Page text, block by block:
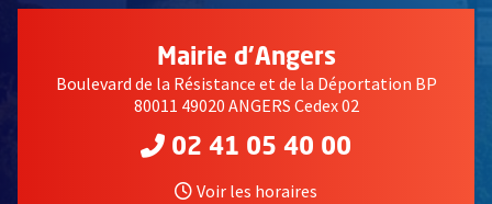
Mairie d'Angers
Boulevard de la Résistance et de la Déportation BP
80011 49020 ANGERS Cedex 02
02 41 05 40 00
Voir les horaires